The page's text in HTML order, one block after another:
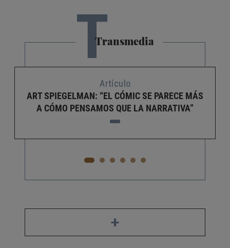
TTransmedia
Artículo
ART SPIEGELMAN: “EL CÓMIC SE PARECE MÁS
A CÓMO PENSAMOS QUE LA NARRATIVA”
+